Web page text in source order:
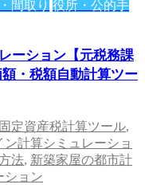
間取り 役所・公的手
ーション【元税務課
・税額自動計算ツー
固定資産税計算ツール,
計算シミュレーショ
法, 新築家屋の都市計
ション